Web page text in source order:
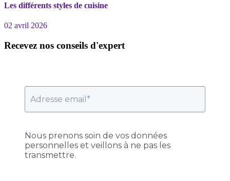
Les différents styles de cuisine
02 avril 2026
Recevez nos conseils d'expert
Nous prenons soin de vos données
personnelles et veillons à ne pas les
transmettre.